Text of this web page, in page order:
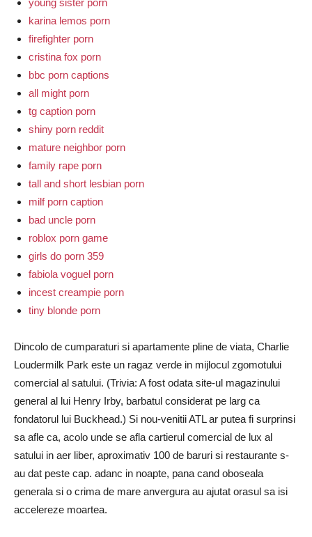
young sister porn
karina lemos porn
firefighter porn
cristina fox porn
bbc porn captions
all might porn
tg caption porn
shiny porn reddit
mature neighbor porn
family rape porn
tall and short lesbian porn
milf porn caption
bad uncle porn
roblox porn game
girls do porn 359
fabiola voguel porn
incest creampie porn
tiny blonde porn
Dincolo de cumparaturi si apartamente pline de viata, Charlie
Loudermilk Park este un ragaz verde in mijlocul zgomotului
comercial al satului. (Trivia: A fost odata site-ul magazinului
general al lui Henry Irby, barbatul considerat pe larg ca
fondatorul lui Buckhead.) Si nou-venitii ATL ar putea fi surprinsi
sa afle ca, acolo unde se afla cartierul comercial de lux al
satului in aer liber, aproximativ 100 de baruri si restaurante s-
au dat peste cap. adanc in noapte, pana cand oboseala
generala si o crima de mare anvergura au ajutat orasul sa isi
accelereze moartea.